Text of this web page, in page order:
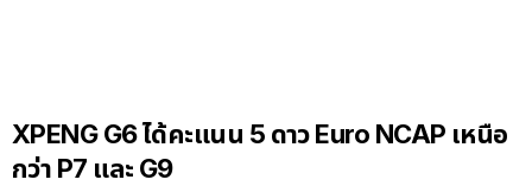
XPENG G6 ได้คะแนน 5 ดาว Euro NCAP เหนือ
กว่า P7 และ G9